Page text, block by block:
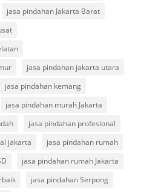
jasa pindahan Jakarta Barat
jasa pindahan jakarta utara
jasa pindahan kemang
jasa pindahan murah Jakarta
jasa pindahan profesional
jakarta
jasa pindahan rumah
jasa pindahan rumah Jakarta
jasa pindahan Serpong